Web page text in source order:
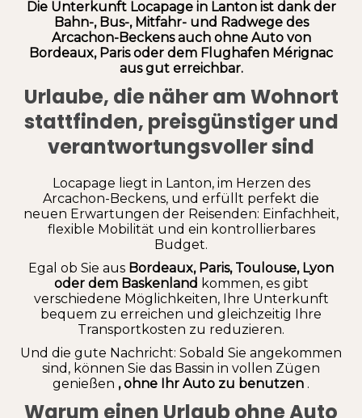
Die Unterkunft Locapage in Lanton ist dank der
Bahn-, Bus-, Mitfahr- und Radwege des
Arcachon-Beckens auch ohne Auto von
Bordeaux, Paris oder dem Flughafen Mérignac
aus gut erreichbar.
Urlaube, die näher am Wohnort
stattfinden, preisgünstiger und
verantwortungsvoller sind
Locapage liegt in Lanton, im Herzen des
Arcachon-Beckens, und erfüllt perfekt die
neuen Erwartungen der Reisenden: Einfachheit,
flexible Mobilität und ein kontrollierbares
Budget.
Egal ob Sie aus Bordeaux, Paris, Toulouse, Lyon
oder dem Baskenland kommen, es gibt
verschiedene Möglichkeiten, Ihre Unterkunft
bequem zu erreichen und gleichzeitig Ihre
Transportkosten zu reduzieren.
Und die gute Nachricht: Sobald Sie angekommen
sind, können Sie das Bassin in vollen Zügen
genießen , ohne Ihr Auto zu benutzen .
Warum einen Urlaub ohne Auto